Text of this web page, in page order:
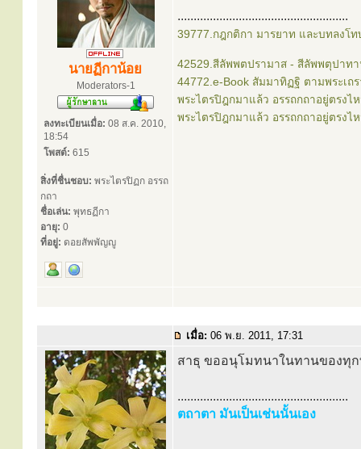
นายฏีกาน้อย
Moderators-1
ลงทะเบียนเมื่อ: 08 ส.ค. 2010,
18:54
โพสต์: 615
สิ่งที่ชื่นชอบ: พระไตรปิฏก อรรถ
กถา
ชื่อเล่น: พุทธฏีกา
อายุ: 0
ที่อยู่: ดอยสัพพัญญู
.....................................................
39777.กฎกติกา มารยาท และบทลงโท
42529.สีลัพพตปรามาส - สีลัพพตุปาท
44772.e-Book สัมมาทิฏฐิ ตามพระเถ
พระไตรปิฎกมาแล้ว อรรถกถาอยู่ตรงไ
พระไตรปิฎกมาแล้ว อรรถกถาอยู่ตรงไ
เมื่อ: 06 พ.ย. 2011, 17:31
สาธุ ขออนุโมทนาในทานของทุ
.....................................................
ตถาตา มันเป็นเช่นนั้นเอง